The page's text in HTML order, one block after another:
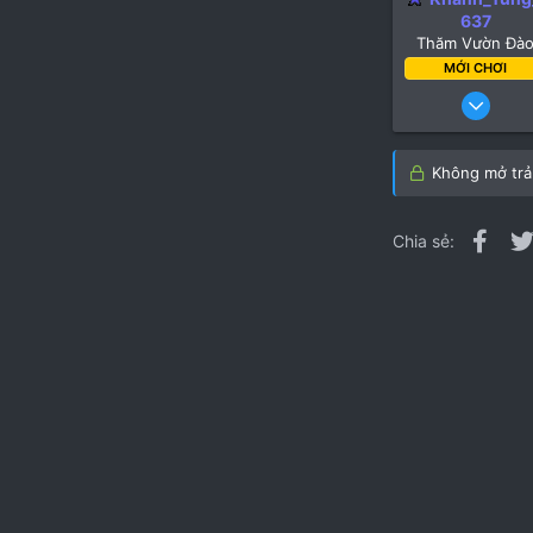
637
Thăm Vườn Đào
MỚI CHƠI
Không mở
Chia sẻ: